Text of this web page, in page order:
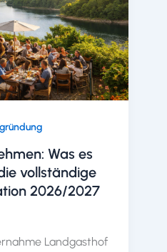
Was es
vollständige
2026/2027
Landgasthof